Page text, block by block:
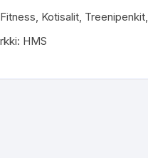
Fitness, Kotisalit, Treenipenkit,
HMS